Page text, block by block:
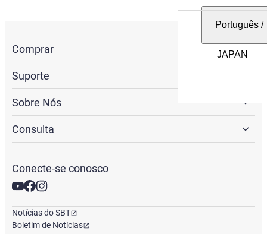
Português/
Comprar
Suporte
Sobre Nós
Consulta
Conecte-se conosco
Notícias do SBT
Boletim de Notícias